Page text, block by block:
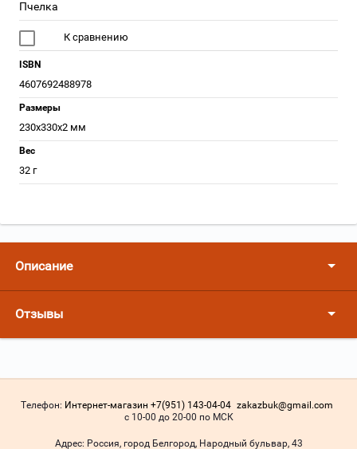
Пчелка
К сравнению
ISBN
4607692488978
Размеры
230х330х2 мм
Вес
32 г
Описание
Отзывы
Телефон: Интернет-магазин +7(951) 143-04-04 zakazbuk@gmail.com
с 10-00 до 20-00 по МСК
Адрес: Россия, город Белгород, Народный бульвар, 43